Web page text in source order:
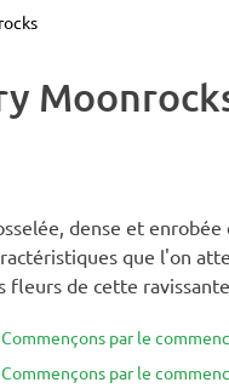
dense et enrobée
que l'on
fleurs de cette
de ces aspects est la
variété, garantie par
Commençons par le
Commençons par le